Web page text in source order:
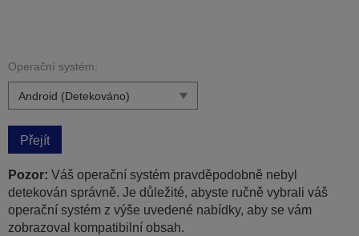
Operační systém:
Přejít
Pozor: Váš operační systém pravděpodobně nebyl
detekován správně. Je důležité, abyste ručně vybrali váš
operační systém z výše uvedené nabídky, aby se vám
zobrazoval kompatibilní obsah.